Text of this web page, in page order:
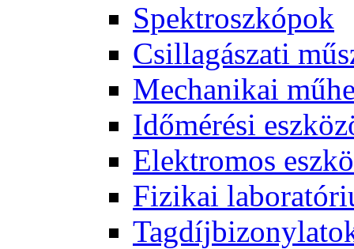
Spekt­rosz­kó­pok
Csil­la­gá­sza­ti
Me­cha­ni­kai
Idő­mé­ré­si
Elekt­ro­mos
Fi­zi­kai